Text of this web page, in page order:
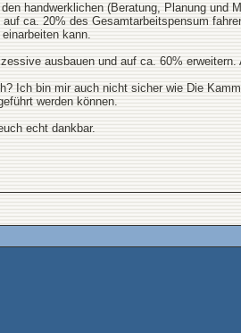
handwerklichen (Beratung, Planung
ca. 20% des Gesamtarbeitspensum
kann.
ausbauen und auf ca. 60%
Ich bin mir auch nicht sicher wie Die
werden können.
echt dankbar.